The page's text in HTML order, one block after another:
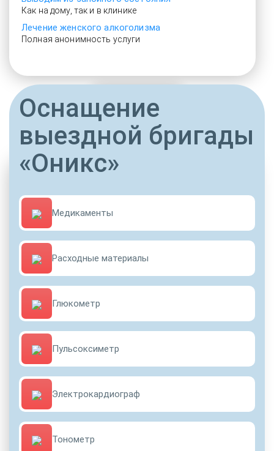
Как на дому, так и в клинике
Лечение женского алкоголизма
Полная анонимность услуги
От 3000 руб.
ЛЕЧЕНИЕ НАРКОМАНИИ
УБОД
Исключительно в условиях стационара
Оснащение
выездной бригады
«Оникс»
Медикаменты
Расходные материалы
Глюкометр
Пульсоксиметр
Электрокардиограф
Тонометр